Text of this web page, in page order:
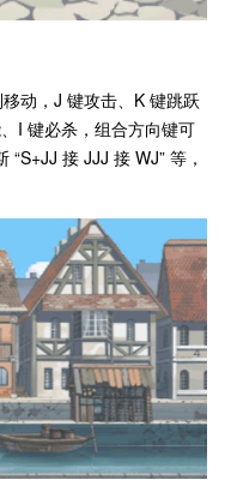
动，J 键攻击、K 键跳跃
I 键必杀，组合方向键可
接 JJJ 接 WJ” 等，